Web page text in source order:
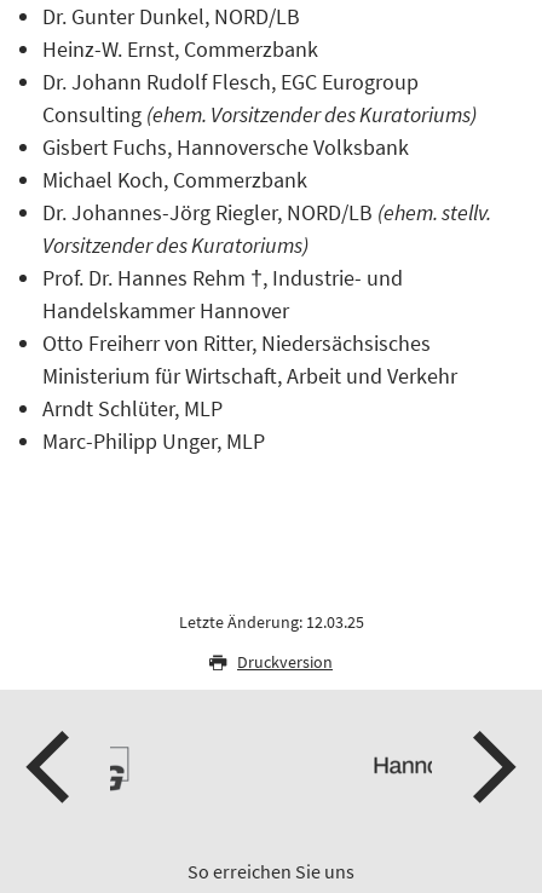
Dr. Gunter Dunkel, NORD/LB
Heinz-W. Ernst, Commerzbank
Dr. Johann Rudolf Flesch, EGC Eurogroup
Consulting (ehem. Vorsitzender des Kuratoriums)
Gisbert Fuchs, Hannoversche Volksbank
Michael Koch, Commerzbank
Dr. Johannes-Jörg Riegler, NORD/LB (ehem. stellv.
Vorsitzender des Kuratoriums)
Prof. Dr. Hannes Rehm †, Industrie- und
Handelskammer Hannover
Otto Freiherr von Ritter, Niedersächsisches
Ministerium für Wirtschaft, Arbeit und Verkehr
Arndt Schlüter, MLP
Marc-Philipp Unger, MLP
Letzte Änderung: 12.03.25
Druckversion
So erreichen Sie uns